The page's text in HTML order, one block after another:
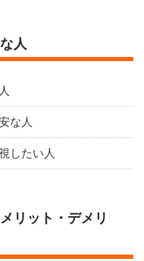
人
な人
したい人
リット・デメリ